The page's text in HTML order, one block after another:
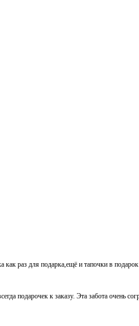
как раз для подарка,ещё и тапочки в
подарочек к заказу. Эта забота очень